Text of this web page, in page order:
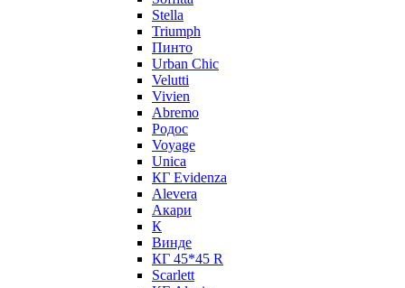
Stella
Triumph
Пинто
Urban Chic
Velutti
Vivien
Abremo
Родос
Voyage
Unica
КГ Evidenza
Alevera
Акари
К
Винде
КГ 45*45 R
Scarlett